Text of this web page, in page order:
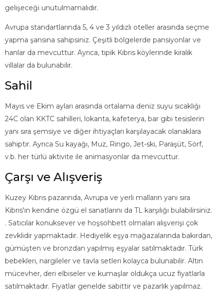
gelişeceği unutulmamalıdır.
Avrupa standartlarında 5, 4 ve 3 yıldızlı oteller arasında seçme
yapma şansına sahipsiniz. Çeşitli bölgelerde pansiyonlar ve
hanlar da mevcuttur. Ayrıca, tipik Kıbrıs köylerinde kiralık
villalar da bulunabilir.
Sahil
Mayıs ve Ekim ayları arasında ortalama deniz suyu sıcaklığı
24C olan KKTC sahilleri, lokanta, kafeterya, bar gibi tesislerin
yanı sıra şemsiye ve diğer ihtiyaçları karşılayacak olanaklara
sahiptir. Ayrıca Su kayağı, Muz, Ringo, Jet-ski, Paraşüt, Sörf,
v.b. her türlü aktivite ile animasyonlar da mevcuttur.
Çarşı ve Alışveriş
Kuzey Kıbrıs pazarında, Avrupa ve yerli malların yanı sıra
Kıbrıs'ın kendine özgü el sanatlarını da TL karşılığı bulabilirsiniz.
. Satıcılar konuksever ve hoşsohbett olmaları alışverişi çok
zevklidir yapmaktadır. Hediyelik eşya mağazalarında bakırdan,
gümüşten ve bronzdan yapılmış eşyalar satılmaktadır. Türk
bebekleri, nargileler ve tavla setleri kolayca bulunabilir. Altın
mücevher, deri elbiseler ve kumaşlar oldukça ucuz fiyatlarla
satılmaktadır. Fiyatlar genelde sabittir ve pazarlık yapılmaz.